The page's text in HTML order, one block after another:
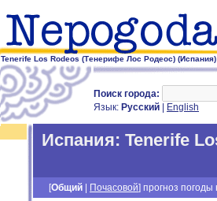
Tenerife Los Rodeos (Тенерифе Лос Родеос) (Испания)
Поиск города:
Язык: Русский English
Испания: Tenerife
[Общий Почасовой] прогноз погоды